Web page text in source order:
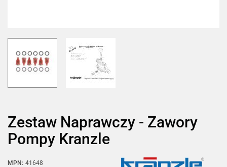
Zestaw Naprawczy - Zawory
Pompy Kranzle
MPN: 41648